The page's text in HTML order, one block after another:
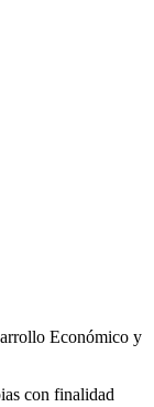
Económico y